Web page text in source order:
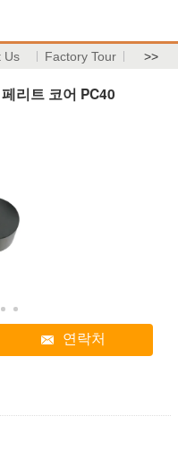
Us Factory Tour >>
리트 코어 PC40
연락처